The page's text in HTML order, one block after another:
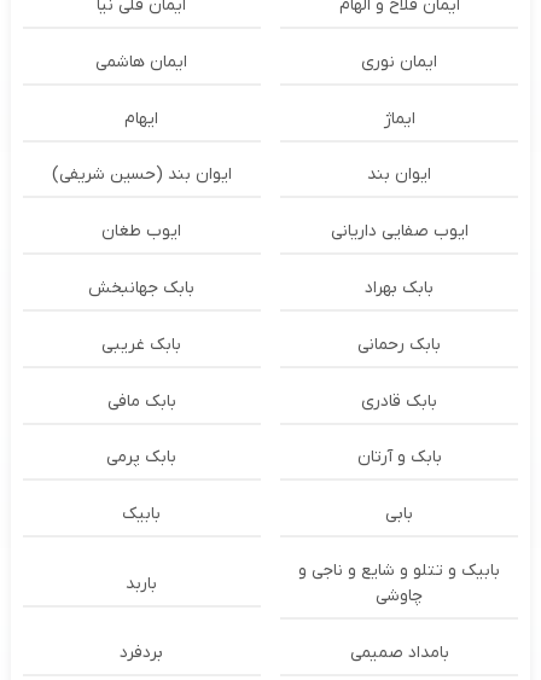
ایمان فلاح و الهام ایمان قلی نیا
ایمان نوری ایمان هاشمی
ایماژ ایهام
ایوان بند ایوان بند (حسین شریفی)
ایوب صفایی داریانی ایوب طغان
بابک بهراد بابک جهانبخش
بابک رحمانی بابک غریبی
بابک قادری بابک مافی
بابک و آرتان بابک پرمی
بابی بابیک
بابیک و تتلو و شایع و ناجی و
چاوشی
باربد
بامداد صمیمی بردفرد